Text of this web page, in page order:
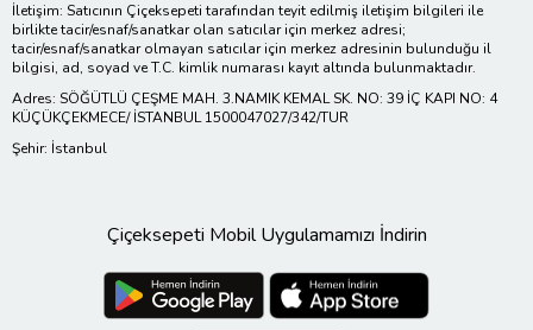
İletişim: Satıcının Çiçeksepeti tarafından teyit edilmiş iletişim bilgileri ile
birlikte tacir/esnaf/sanatkar olan satıcılar için merkez adresi;
tacir/esnaf/sanatkar olmayan satıcılar için merkez adresinin bulunduğu il
bilgisi, ad, soyad ve T.C. kimlik numarası kayıt altında bulunmaktadır.
Adres: SÖĞÜTLÜ ÇEŞME MAH. 3.NAMIK KEMAL SK. NO: 39 İÇ KAPI NO: 4
KÜÇÜKÇEKMECE/ İSTANBUL 1500047027/342/TUR
Şehir: İstanbul
Çiçeksepeti Mobil Uygulamamızı İndirin